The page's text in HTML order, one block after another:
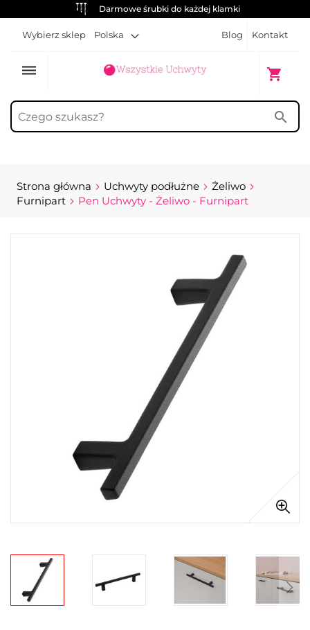
Darmowe śrubki do każdej klamki
Blog Kontakt
Wybierz sklep Polska
dehaze shopping_cart
Mój
search
Strona główna Uchwyty podłużne
Żeliwo
Furnipart
Pen Uchwyty - Żeliwo - Furnipart